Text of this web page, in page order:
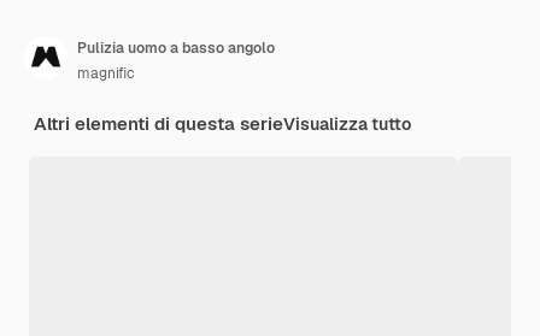
Pulizia uomo a basso angolo
magnific
Altri elementi di questa serieVisualizza tutto